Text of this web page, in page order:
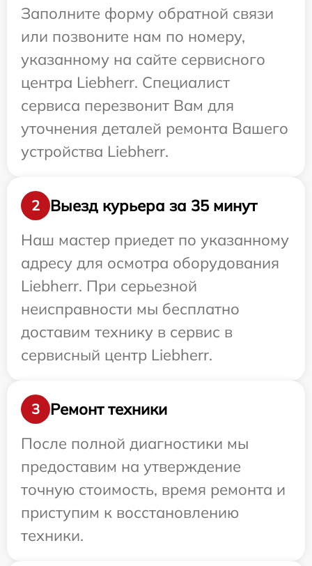
Заполните форму обратной связи
или позвоните нам по номеру,
указанному на сайте сервисного
центра Liebherr. Специалист
сервиса перезвонит Вам для
уточнения деталей ремонта Вашего
устройства Liebherr.
2
Выезд курьера за 35 минут
Наш мастер приедет по указанному
адресу для осмотра оборудования
Liebherr. При серьезной
неисправности мы бесплатно
доставим технику в сервис в
сервисный центр Liebherr.
3
Ремонт техники
После полной диагностики мы
предоставим на утверждение
точную стоимость, время ремонта и
приступим к восстановлению
техники.